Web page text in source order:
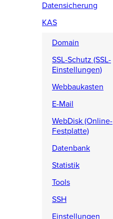
Datensicherung
KAS
Domain
SSL-Schutz (SSL-
Einstellungen)
Webbaukasten
E-Mail
WebDisk (Online-
Festplatte)
Datenbank
Statistik
Tools
SSH
Einstellungen